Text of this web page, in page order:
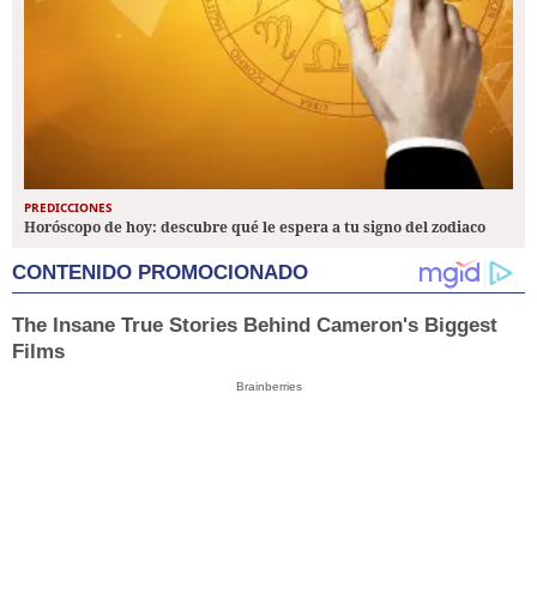
PREDICCIONES
Horóscopo de hoy: descubre qué le espera a tu signo del zodiaco
CONTENIDO PROMOCIONADO
The Insane True Stories Behind Cameron's Biggest
Films
Brainberries